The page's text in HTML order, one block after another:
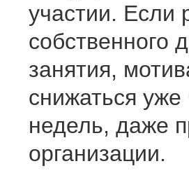
участии. Если
собственного
занятия,
снижаться уже
недель, даже
организации.